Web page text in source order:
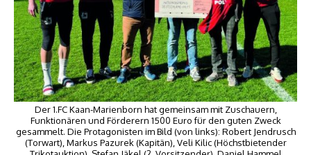
Der 1.FC Kaan-Marienborn hat gemeinsam mit Zuschauern,
Funktionären und Förderern 1500 Euro für den guten Zweck
gesammelt. Die Protagonisten im Bild (von links): Robert Jendrusch
(Torwart), Markus Pazurek (Kapitän), Veli Kilic (Höchstbietender